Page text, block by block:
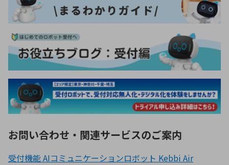
お問い合わせ・関連サービスのご案内
受付機能 AIコミュニケーションロボット Kebbi Air